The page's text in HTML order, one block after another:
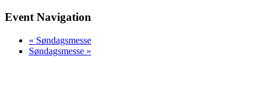
Event Navigation
« Søndagsmesse
Søndagsmesse »